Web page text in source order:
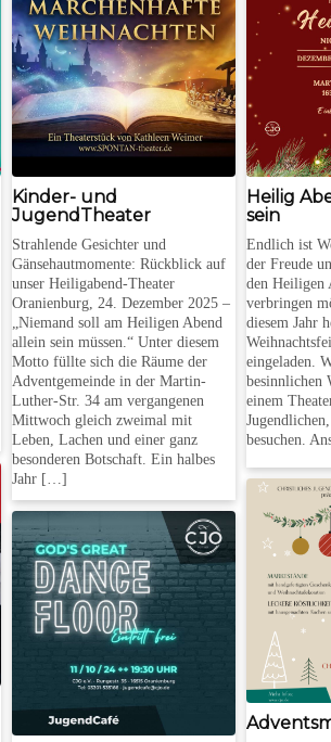
Kinder- und
JugendTheater
Strahlende Gesichter und
Gänsehautmomente: Rückblick auf
unser Heiligabend-Theater
Oranienburg, 24. Dezember 2025 –
„Niemand soll am Heiligen Abend
allein sein müssen.“ Unter diesem
Motto füllte sich die Räume der
Adventgemeinde in der Martin-
Luther-Str. 34 am vergangenen
Mittwoch gleich zweimal mit
Leben, Lachen und einer ganz
besonderen Botschaft. Ein halbes
Jahr […]
Heilig
sein
Endlich ist
der Freude
den Heiligen
verbringen
diesem Jahr
eingeladen.
besinnlichen
einem
besuchen.